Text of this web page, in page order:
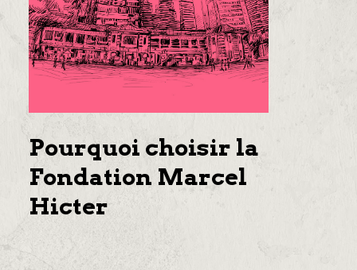
Pourquoi choisir la
Fondation Marcel
Hicter